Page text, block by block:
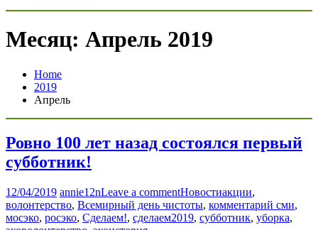
Месяц: Апрель 2019
Home
2019
Апрель
Ровно 100 лет назад состоялся первый
субботник!
12/04/2019 annie12nLeave a commentНовостиакции,
волонтерство, Всемирный день чистоты, комментарий сми,
мосэко, росэко, Сделаем!, сделаем2019, субботник, уборка,